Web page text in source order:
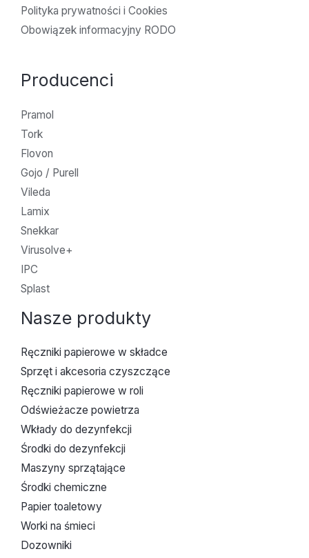
Polityka prywatności i Cookies
Obowiązek informacyjny RODO
Producenci
Pramol
Tork
Flovon
Gojo / Purell
Vileda
Lamix
Snekkar
Virusolve+
IPC
Splast
Nasze produkty
Ręczniki papierowe w składce
Sprzęt i akcesoria czyszczące
Ręczniki papierowe w roli
Odświeżacze powietrza
Wkłady do dezynfekcji
Środki do dezynfekcji
Maszyny sprzątające
Środki chemiczne
Papier toaletowy
Worki na śmieci
Dozowniki